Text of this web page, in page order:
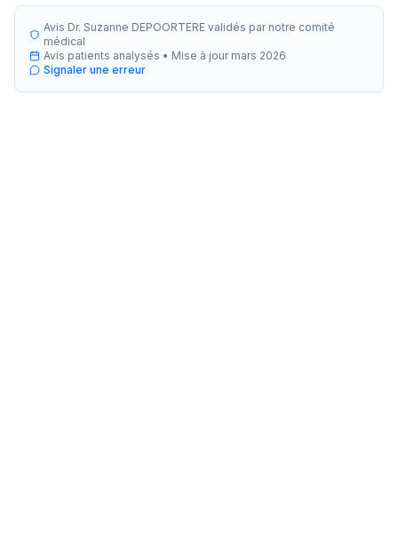
Avis Dr. Suzanne DEPOORTERE validés par notre comité
médical
Avis patients analysés • Mise à jour mars 2026
Signaler une erreur